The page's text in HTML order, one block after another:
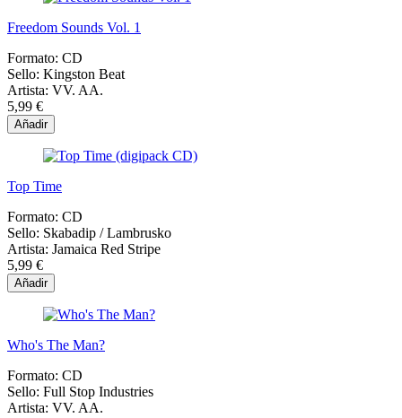
Freedom Sounds Vol. 1
Formato: CD
Sello: Kingston Beat
Artista: VV. AA.
5,99 €
Añadir
Top Time
Formato: CD
Sello: Skabadip / Lambrusko
Artista: Jamaica Red Stripe
5,99 €
Añadir
Who's The Man?
Formato: CD
Sello: Full Stop Industries
Artista: VV. AA.